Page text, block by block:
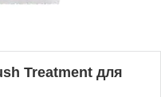
Treatment для